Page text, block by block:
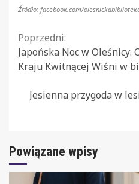
Źródło: facebook.com/
Continue
Reading
Poprzedni:
Japońska Noc w
Kraju Kwitnącej Wiśni w
Jesienna przygoda w
Powiązane wpisy